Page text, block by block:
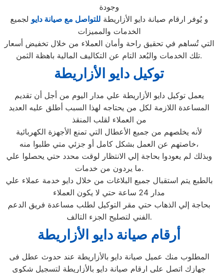
وجودة
و يُوفر ارقام صيانة دايو الأزاريطة للتواصل مع صيانة دايو لجميع
الخدمات والمميزات
التي تُساهم في تحقيق راحة وأمان العملاء من خلال تخفيض أسعار
تلك الخدمات والبُعد التام عن التكاليف المالية باهظة الثمن.
توكيل دايو الأزاريطة
يعمل توكيل دايو الأزاريطة علي مدار اليوم من أجل أن تقديم
المساعدة اللازمة لكل من يحتاجه لهذا السبب أطلق عليه العديد
من العملاء لقلب المنقذ
لأنه يخلصهم من جميع الأعطال التي تمنع الأجهزة الكهربائية
خاصتهم عن العمل بشكل كامل أو جزئي متي طلبوا منه،
وبذلك لم يعودوا بحاجة إلي الانتظار لوقت محدد حتي يحصلوا علي
ما يردون من خدمات.
بالطبع يتم استقبال جميع البلاغات من خلال دايو خدمة عملاء علي
مدار 24 ساعة حتي لا يكون العملاء
بحاجة إلي الذهاب حتي مقر التوكيل لطلب مساعدة فريق الدعم
الفني لتصليح الجزء التالف.
أرقام صيانة دايو الأزاريطة
المطلوب منك عميل صيانة دايو بالأزاريطة عند حدوث عطل فى
جهازك اتصل على ارقام صيانة دايو بالأزاريطة لتسجيل شكوى